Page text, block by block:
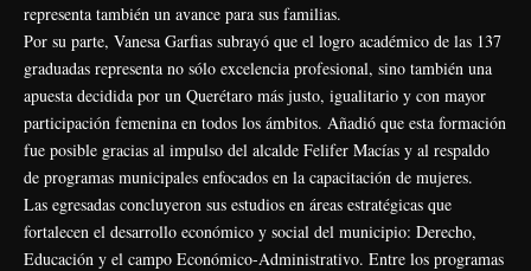
representa también un avance para sus familias.
Por su parte, Vanesa Garfias subrayó que el logro académico de las 137
graduadas representa no sólo excelencia profesional, sino también una
apuesta decidida por un Querétaro más justo, igualitario y con mayor
participación femenina en todos los ámbitos. Añadió que esta formación
fue posible gracias al impulso del alcalde Felifer Macías y al respaldo
de programas municipales enfocados en la capacitación de mujeres.
Las egresadas concluyeron sus estudios en áreas estratégicas que
fortalecen el desarrollo económico y social del municipio: Derecho,
Educación y el campo Económico-Administrativo. Entre los programas